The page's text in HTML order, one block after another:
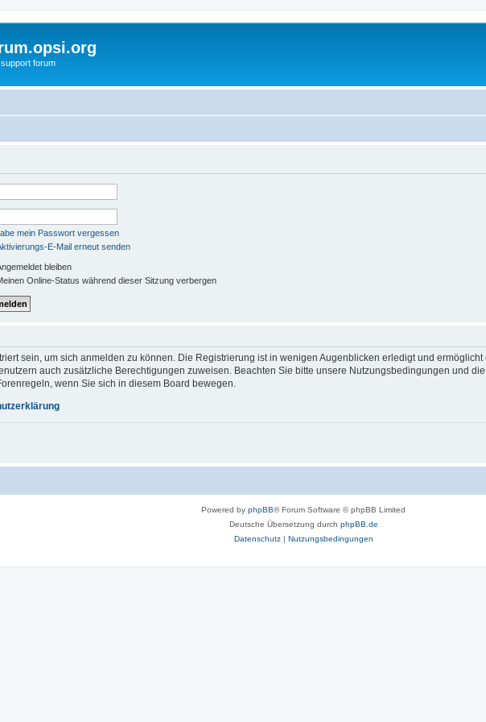
forum
mein Passwort vergessen
E-Mail erneut senden
bleiben
Online-Status während dieser Sitzung verbergen
sein, um sich anmelden zu können. Die Registrierung ist in wenigen Augenblicken erledigt und
auch zusätzliche Berechtigungen zuweisen. Beachten Sie bitte unsere Nutzungsbedingungen und
wenn Sie sich in diesem Board bewegen.
Powered by phpBB® Forum Software © phpBB Limited
Deutsche Übersetzung durch phpBB.de
Datenschutz| Nutzungsbedingungen